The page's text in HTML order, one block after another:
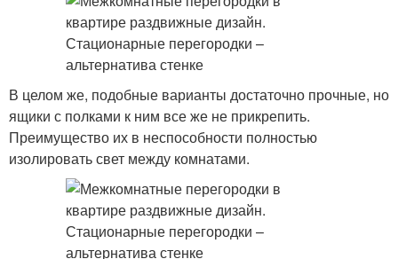
В целом же, подобные варианты достаточно прочные, но
ящики с полками к ним все же не прикрепить.
Преимущество их в неспособности полностью
изолировать свет между комнатами.